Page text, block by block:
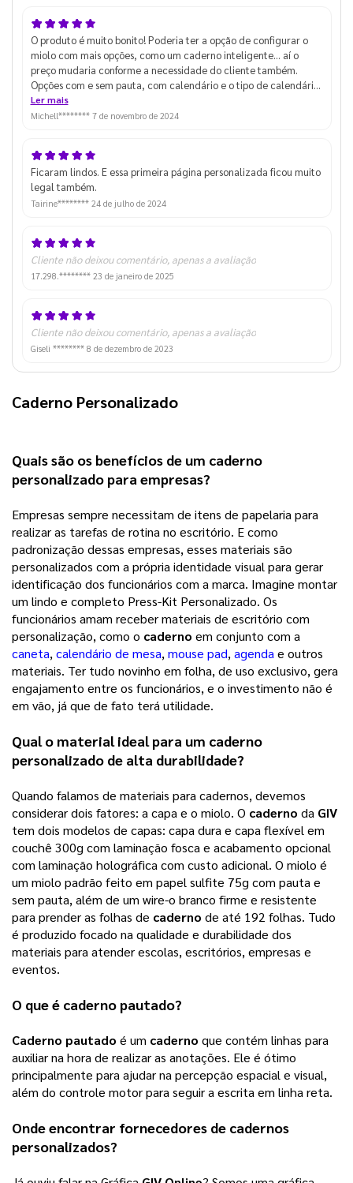
O produto é muito bonito! Poderia ter a opção de configurar o
miolo com mais opções, como um caderno inteligente... aí o
preço mudaria conforme a necessidade do cliente também.
Opções com e sem pauta, com calendário e o tipo de calendário,
planners etc.
Ler mais
Michell******** 7 de novembro de 2024
Ficaram lindos. E essa primeira página personalizada ficou muito
legal também.
Tairine******** 24 de julho de 2024
Cliente não deixou comentário, apenas a avaliação
17.298.******** 23 de janeiro de 2025
Cliente não deixou comentário, apenas a avaliação
Giseli ******** 8 de dezembro de 2023
Caderno Personalizado
Quais são os benefícios de um caderno
personalizado para empresas?
Empresas sempre necessitam de itens de papelaria para
realizar as tarefas de rotina no escritório. E como
padronização dessas empresas, esses materiais são
personalizados com a própria identidade visual para gerar
identificação dos funcionários com a marca. Imagine montar
um lindo e completo Press-Kit Personalizado. Os
funcionários amam receber materiais de escritório com
personalização, como o caderno em conjunto com a
caneta,calendário de mesa,mouse pad,agendae outros
materiais. Ter tudo novinho em folha, de uso exclusivo, gera
engajamento entre os funcionários, e o investimento não é
em vão, já que de fato terá utilidade.
Qual o material ideal para um caderno
personalizado de alta durabilidade?
Quando falamos de materiais para cadernos, devemos
considerar dois fatores: a capa e o miolo. O caderno da GIV
tem dois modelos de capas: capa dura e capa flexível em
couchê 300g com laminação fosca e acabamento opcional
com laminação holográfica com custo adicional. O miolo é
um miolo padrão feito em papel sulfite 75g com pauta e
sem pauta, além de um wire-o branco firme e resistente
para prender as folhas de caderno de até 192 folhas. Tudo
é produzido focado na qualidade e durabilidade dos
materiais para atender escolas, escritórios, empresas e
eventos.
O que é caderno pautado?
Caderno pautado é um caderno que contém linhas para
auxiliar na hora de realizar as anotações. Ele é ótimo
principalmente para ajudar na percepção espacial e visual,
além do controle motor para seguir a escrita em linha reta.
Onde encontrar fornecedores de cadernos
personalizados?